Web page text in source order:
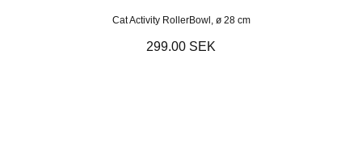
Cat Activity RollerBowl, ø 28 cm
299.00 SEK